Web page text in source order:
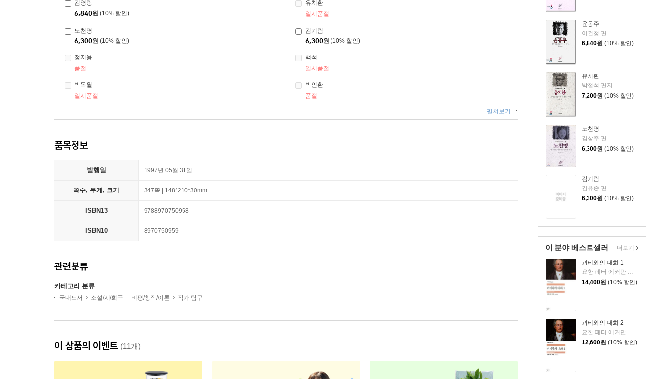
윤동주
이건청 편
6,840원 (10% 할인)
유치환
박철석 편저
7,200원 (10% 할인)
노천명
김삼주 편
6,300원 (10% 할인)
김기림
김유중 편
6,300원 (10% 할인)
이 분야 베스트셀러
괴테와의 대화 1
요한 페터 에커만 저/장희창 역
14,400원 (10% 할인)
괴테와의 대화 2
12,600원 (10% 할인)
더보기
김영랑
6,840원 (10% 할인)
유치환
일시품절
노천명
6,300원 (10% 할인)
김기림
6,300원 (10% 할인)
정지용
품절
백석
일시품절
박목월
일시품절
박인환
품절
펼쳐보기
품목정보
발행일 1997년 05월 31일
쪽수, 무게, 크기 347쪽 | 148*210*30mm
ISBN13 9788970750958
ISBN10 8970750959
관련분류
카테고리 분류
국내도서 소설/시/희곡 비평/창작/이론 작가 탐구
이 상품의 이벤트 (11개)